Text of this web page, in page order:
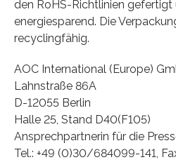
den RoHS-Richtlinien gefertigt
energiesparend. Die
recyclingfähig.
AOC International (Europe)
Lahnstraße 86A
D-12055 Berlin
Halle 25, Stand D40(F105)
Ansprechpartnerin für die
Tel.: +49 (0)30/684099-141,